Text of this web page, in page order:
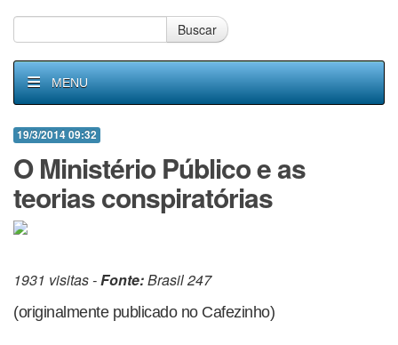
Buscar
MENU
19/3/2014 09:32
O Ministério Público e as
teorias conspiratórias
1931 visitas -Fonte:Brasil 247
(originalmente publicado no Cafezinho)